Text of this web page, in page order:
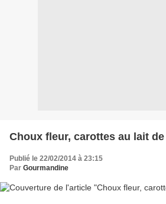
Choux fleur, carottes au lait
Publié le 22/02/2014 à 23:15
Par Gourmandine